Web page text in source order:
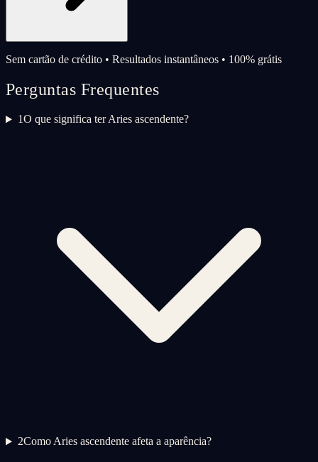
Sem cartão de crédito • Resultados instantâneos • 100% grátis
Perguntas Frequentes
1O que significa ter Aries ascendente?
2Como Aries ascendente afeta a aparência?